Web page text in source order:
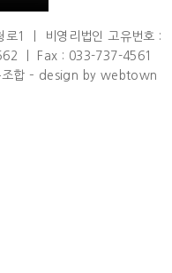
로1 ㅣ 비영리법인 고유번호 :
ㅣ Fax : 033-737-4561
조합 – design by webtown